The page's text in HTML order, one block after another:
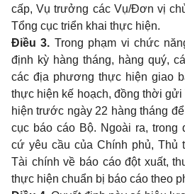
cấp, Vụ trưởng các Vụ/Đơn vị
Tổng cục triển khai thực hiện.
Điều 3. Trong phạm vi chức
định kỳ hàng tháng, hàng quý,
các địa phương thực hiện giao
thực hiện kế hoạch, đồng thời
hiện trước ngày 22 hàng tháng
cục báo cáo Bộ. Ngoài ra, trong
cứ yêu cầu của Chính phủ, Thủ
Tài chính về báo cáo đột xuất,
thực hiện chuẩn bị báo cáo theo